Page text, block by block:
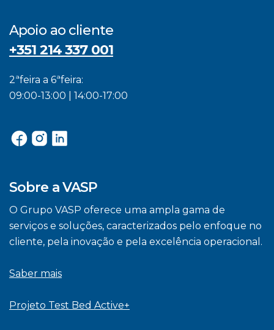
Apoio ao cliente
+351 214 337 001
2ªfeira a 6ªfeira:
09:00-13:00 | 14:00-17:00
Sobre a VASP
O Grupo VASP oferece uma ampla gama de
serviços e soluções, caracterizados pelo enfoque no
cliente, pela inovação e pela excelência operacional.
Saber mais
Projeto Test Bed Active+